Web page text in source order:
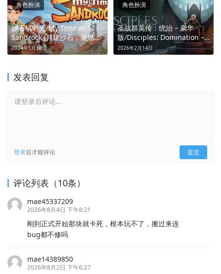
沙石镇时光/My Time at
Sandrock (共建沙石，重燃繁
华)
2024年5月30日
角色扮演
圣战群英传：统治 – 豪华
版/Disciples: Domination –
Deluxe Edition (统御分崩王
国)
2026年2月14日
角色扮演
发表回复
请登录后评论...
登录后才能评论 提交
评论列表（10条）
mae45337209
2026年8月4日 下午8:21
刚到正式开始那块就卡死，根本玩不了，搬过来连
bug都不修吗
mae14389850
2026年8月2日 下午6:27